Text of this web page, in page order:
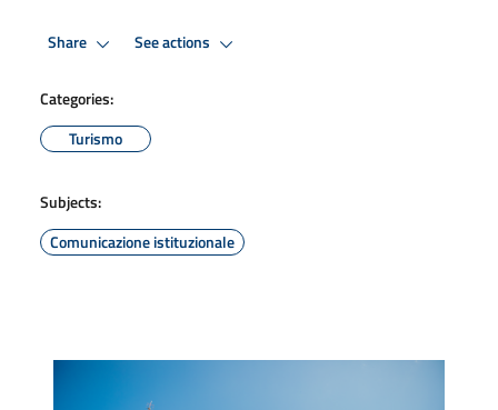
Share See actions
Categories:
Turismo
Subjects:
Comunicazione istituzionale